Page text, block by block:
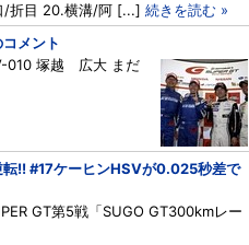
/折目 20.横溝/阿 [...] 続きを読む »
メント
010 塚越 広大 まだ
!! #17ケーヒンHSVが0.025秒差で
GT第5戦「SUGO GT300kmレー